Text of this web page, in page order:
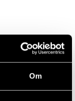
Om
Nästa dag